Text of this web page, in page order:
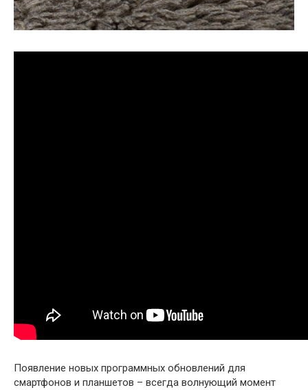
Появление новых программных обновлений для
смартфонов и планшетов – всегда волнующий момент